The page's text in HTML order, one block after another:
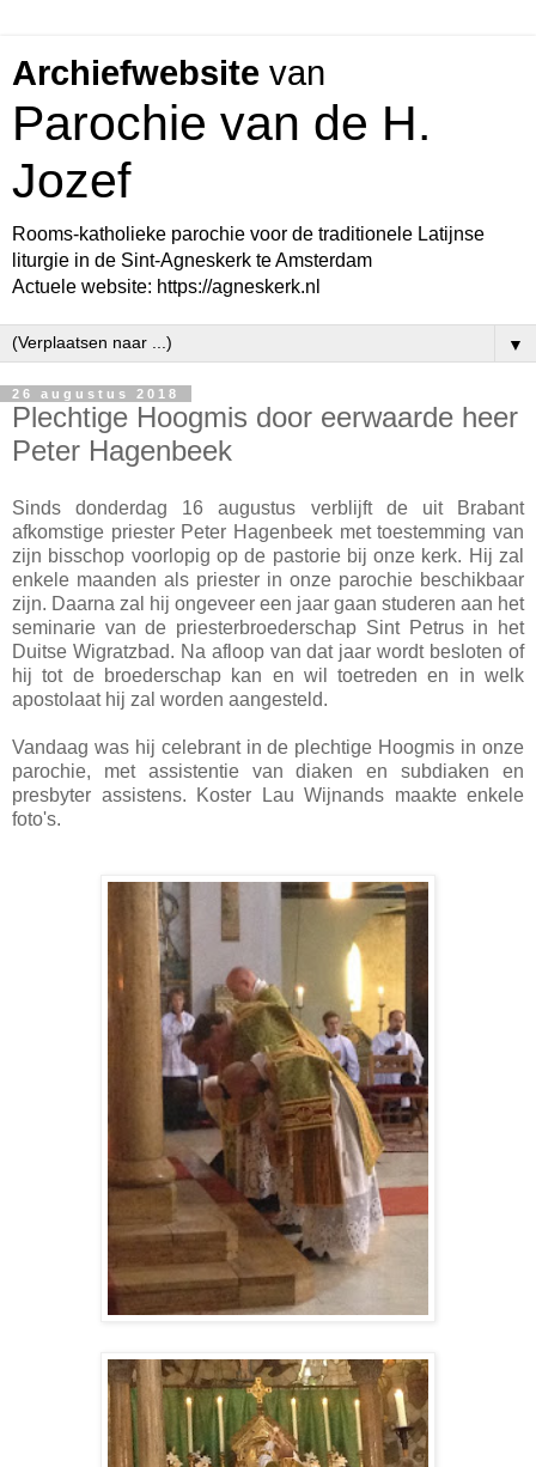
Archiefwebsite van
Parochie van de H.
Jozef
Rooms-katholieke parochie voor de traditionele Latijnse
liturgie in de Sint-Agneskerk te Amsterdam
Actuele website: https://agneskerk.nl
▼
26 augustus 2018
Plechtige Hoogmis door eerwaarde heer
Peter Hagenbeek
Sinds donderdag 16 augustus verblijft de uit Brabant
afkomstige priester Peter Hagenbeek met toestemming van
zijn bisschop voorlopig op de pastorie bij onze kerk. Hij zal
enkele maanden als priester in onze parochie beschikbaar
zijn. Daarna zal hij ongeveer een jaar gaan studeren aan het
seminarie van de priesterbroederschap Sint Petrus in het
Duitse Wigratzbad. Na afloop van dat jaar wordt besloten of
hij tot de broederschap kan en wil toetreden en in welk
apostolaat hij zal worden aangesteld.
Vandaag was hij celebrant in de plechtige Hoogmis in onze
parochie, met assistentie van diaken en subdiaken en
presbyter assistens. Koster Lau Wijnands maakte enkele
foto's.